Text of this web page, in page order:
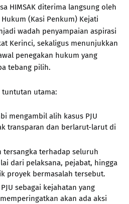
HIMSAK diterima langsung oleh
(Kasi Penkum) Kejati
wadah penyampaian aspirasi
Kerinci, sekaligus menunjukkan
penegakan hukum yang
tebang pilih.
tuntutan utama:
mengambil alih kasus PJU
transparan dan berlarut-larut di
tersangka terhadap seluruh
dari pelaksana, pejabat, hingga
proyek bermasalah tersebut.
sebagai kejahatan yang
akan ada aksi